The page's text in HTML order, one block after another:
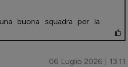
buona squadra per la
06 Luglio 2026 | 13.11